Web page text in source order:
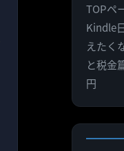
カ
テ
ゴ
リ
ー
TOPペ
Kindle
えたく
と税金
円